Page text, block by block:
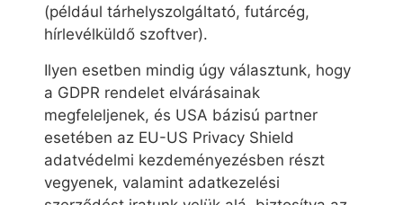
(például tárhelyszolgáltató, futárcég,
hírlevélküldő szoftver).
Ilyen esetben mindig úgy választunk, hogy
a GDPR rendelet elvárásainak
megfeleljenek, és USA bázisú partner
esetében az EU-US Privacy Shield
adatvédelmi kezdeményezésben részt
vegyenek, valamint adatkezelési